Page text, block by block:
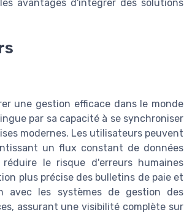
avantages d'intégrer des solutions
une gestion efficace dans le monde
par sa capacité à se synchroniser
modernes. Les utilisateurs peuvent
un flux constant de données
le risque d'erreurs humaines
plus précise des bulletins de paie et
avec les systèmes de gestion des
assurant une visibilité complète sur